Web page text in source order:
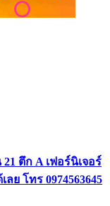
ตึก A เฟอร์นิเจอร์
ย โทร 0974563645